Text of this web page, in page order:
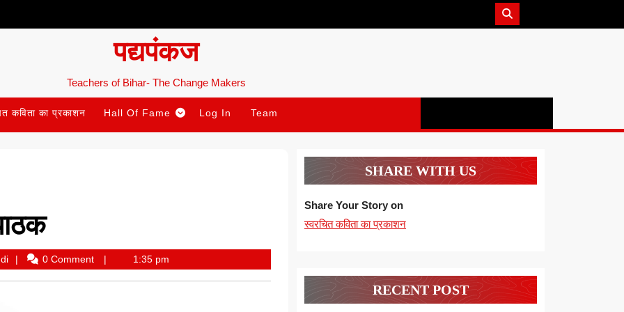
पद्यपंकज
Teachers of Bihar- The Change Makers
कविता का प्रकाशन Hall Of Fame Log In Team
Dr
Snehlata
0 Comment 1:35 pm
SHARE WITH US
Share Your Story on
स्वरचित कविता का प्रकाशन
RECENT POST